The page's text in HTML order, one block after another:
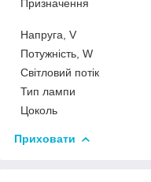
Призначення
Напруга, V
Потужність, W
Світловий потік
Тип лампи
Цоколь
Приховати